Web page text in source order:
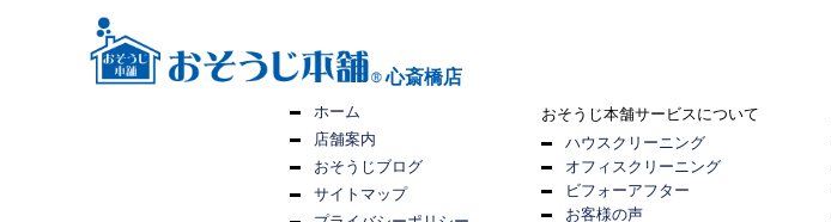
心斎橋店
ホーム
店舗案内
おそうじブログ
サイトマップ
おそうじ本舗サービスについて
ハウスクリーニング
オフィスクリーニング
ビフォーアフター
お客様の声